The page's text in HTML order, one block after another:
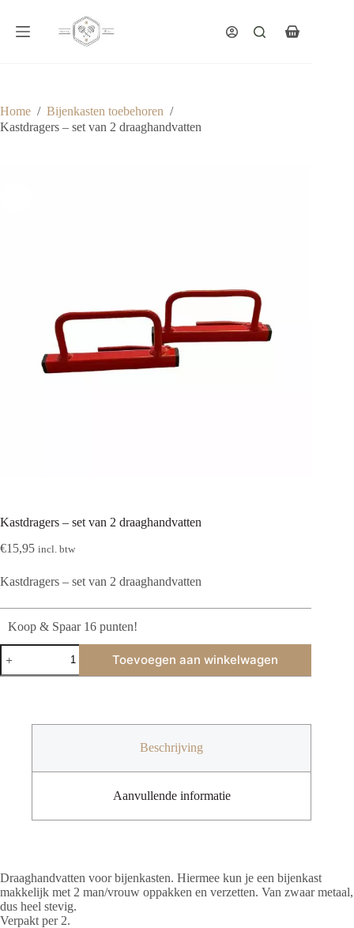
Winkelwagen
Home / Bijenkasten toebehoren /
Kastdragers – set van 2 draaghandvatten
Kastdragers – set van 2 draaghandvatten
€15,95 incl. btw
Kastdragers – set van 2 draaghandvatten
Koop & Spaar 16 punten!
Kastdragers
set
Toevoegen aan winkelwagen
Beschrijving
Aanvullende informatie
Draaghandvatten voor bijenkasten. Hiermee kun je een bijenkast
makkelijk met 2 man/vrouw oppakken en verzetten. Van zwaar metaal,
dus heel stevig.
Verpakt per 2.